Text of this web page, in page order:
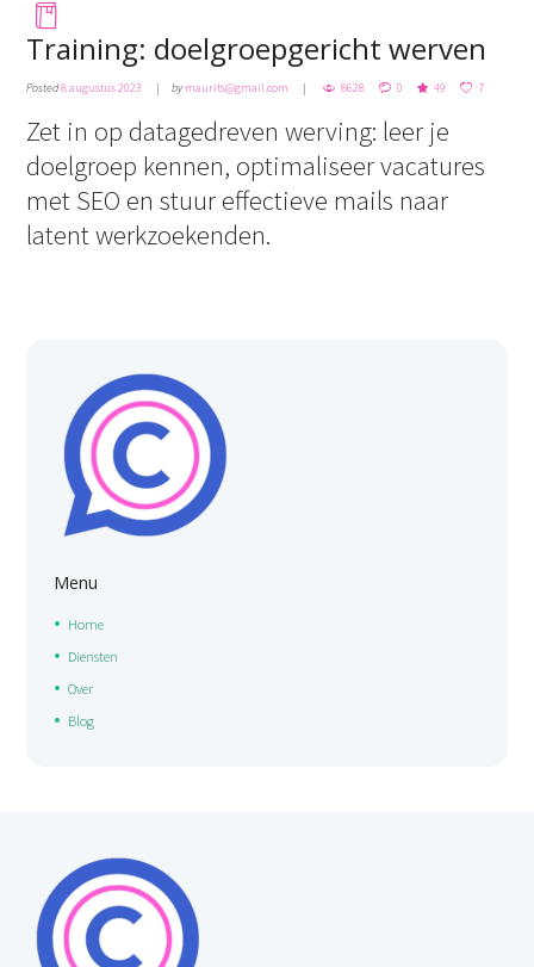
Training: doelgroepgericht werven
Posted8 augustus 2023 bymaurits@gmail.com 8628 0 49 7
Zet in op datagedreven werving: leer je
doelgroep kennen, optimaliseer vacatures
met SEO en stuur effectieve mails naar
latent werkzoekenden.
Menu
Home
Diensten
Over
Blog